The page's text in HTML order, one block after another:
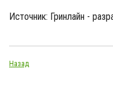
Источник: Гринлайн -
Назад